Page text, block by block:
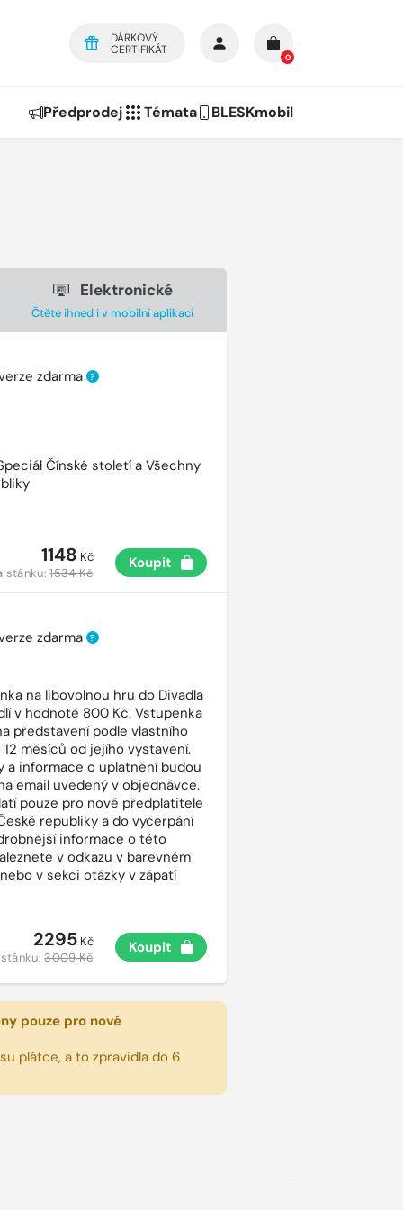
DÁRKOVÝ
CERTIFIKÁT
0
Předprodej Témata BLESKmobil
Elektronické
Čtěte ihned i v mobilní aplikaci
zdarma ?
Čínské století a Všechny
1148 Kč
stánku:1534 Kč
Koupit
zdarma ?
na libovolnou hru do Divadla
v hodnotě 800 Kč. Vstupenka
představení podle vlastního
měsíců od jejího vystavení.
a informace o uplatnění budou
email uvedený v objednávce.
pouze pro nové předplatitele
republiky a do vyčerpání
informace o této
v odkazu v barevném
v sekci otázky v zápatí
2295Kč
stánku:3009 Kč
Koupit
pouze pro nové
plátce, a to zpravidla do 6